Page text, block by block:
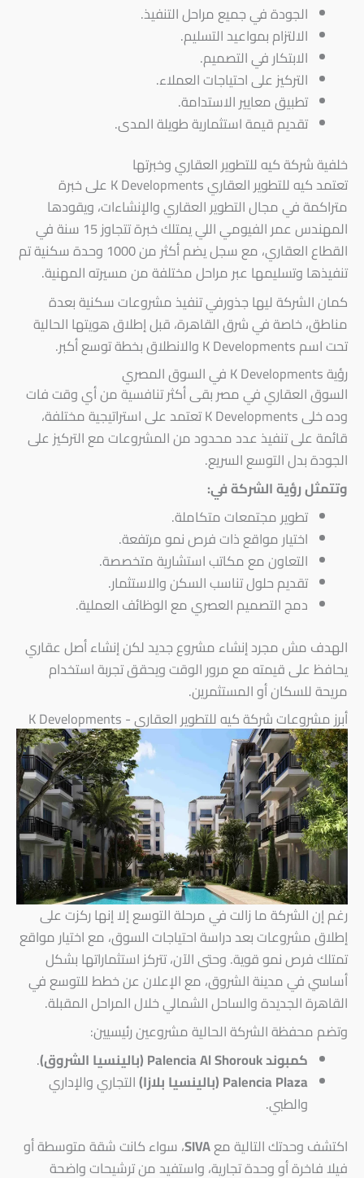
الجودة في جميع مراحل التنفيذ.
الالتزام بمواعيد التسليم.
الابتكار في التصميم.
التركيز على احتياجات العملاء.
تطبيق معايير الاستدامة.
تقديم قيمة استثمارية طويلة المدى.
خلفية شركة كيه للتطوير العقاري وخبرتها
تعتمد كيه للتطوير العقاري K Developments على خبرة
متراكمة في مجال التطوير العقاري والإنشاءات، ويقودها
المهندس عمر الفيومي اللي يمتلك خبرة تتجاوز 15 سنة في
القطاع العقاري، مع سجل يضم أكثر من 1000 وحدة سكنية تم
تنفيذها وتسليمها عبر مراحل مختلفة من مسيرته المهنية.
كمان الشركة ليها جذورفي تنفيذ مشروعات سكنية بعدة
مناطق، خاصة في شرق القاهرة، قبل إطلاق هويتها الحالية
تحت اسم K Developments والانطلاق بخطة توسع أكبر.
رؤية K Developments في السوق المصري
السوق العقاري في مصر بقى أكثر تنافسية من أي وقت فات
وده خلى K Developments تعتمد على استراتيجية مختلفة،
قائمة على تنفيذ عدد محدود من المشروعات مع التركيز على
الجودة بدل التوسع السريع.
وتتمثل رؤية الشركة في:
تطوير مجتمعات متكاملة.
اختيار مواقع ذات فرص نمو مرتفعة.
التعاون مع مكاتب استشارية متخصصة.
تقديم حلول تناسب السكن والاستثمار.
دمج التصميم العصري مع الوظائف العملية.
الهدف مش مجرد إنشاء مشروع جديد لكن إنشاء أصل عقاري
يحافظ على قيمته مع مرور الوقت ويحقق تجربة استخدام
مريحة للسكان أو المستثمرين.
أبرز مشروعات شركة كيه للتطوير العقاري - K Developments
رغم إن الشركة ما زالت في مرحلة التوسع إلا إنها ركزت على
إطلاق مشروعات بعد دراسة احتياجات السوق، مع اختيار مواقع
تمتلك فرص نمو قوية. وحتى الآن، تتركز استثماراتها بشكل
أساسي في مدينة الشروق، مع الإعلان عن خطط للتوسع في
القاهرة الجديدة والساحل الشمالي خلال المراحل المقبلة.
وتضم محفظة الشركة الحالية مشروعين رئيسيين:
كمبوند Palencia Al Shorouk (بالينسيا الشروق)
.
Palencia Plaza (بالينسيا بلازا)
التجاري والإداري
والطبي.
اكتشف وحدتك التالية معSIVA، سواء كانت شقة متوسطة أو
فيلا فاخرة أو وحدة تجارية، واستفيد من ترشيحات واضحة